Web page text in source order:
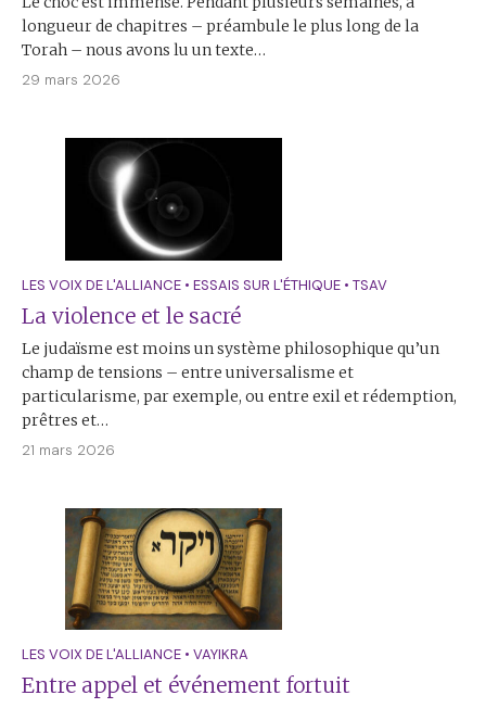
longueur de chapitres – préambule le plus long de la
Torah – nous avons lu un texte…
29 mars 2026
LES VOIX DE L'ALLIANCE • ESSAIS SUR L'ÉTHIQUE • TSAV
La violence et le sacré
Le judaïsme est moins un système philosophique qu’un
champ de tensions – entre universalisme et
particularisme, par exemple, ou entre exil et rédemption,
prêtres et…
21 mars 2026
LES VOIX DE L'ALLIANCE • VAYIKRA
Entre appel et événement fortuit